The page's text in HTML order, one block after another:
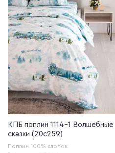
КПБ поплин 1114-1 Волшебные
сказки (20с259)
Поплин 100% хлопок